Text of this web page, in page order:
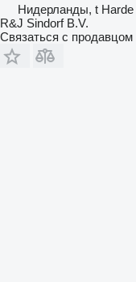
Нидерланды, t Harde
R&J Sindorf B.V.
Связаться с продавцом